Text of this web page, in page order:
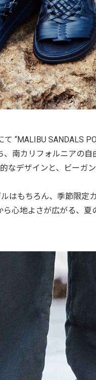
“MALIBU SANDALS
南カリフォルニアの
なデザインと、ビーガ
はもちろん、季節限定
心地よさが広がる、